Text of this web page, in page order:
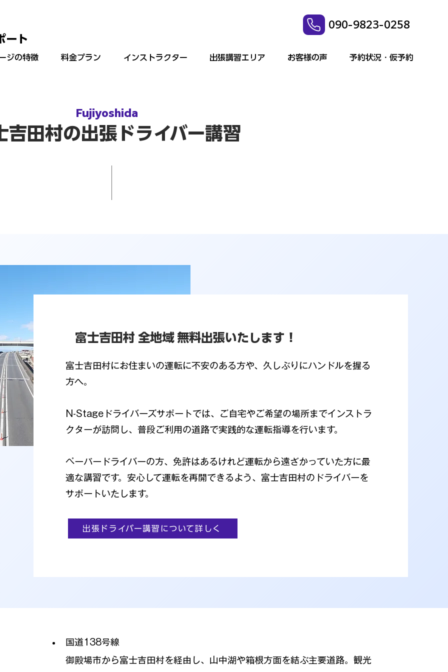
ート
090-9823-0258
ジの特徴 料金プラン インストラクター 出張講習エリア お客様の声 予約状況・仮予約
Fujiyoshida
吉田村の出張ドライバー講習
富士吉田村 全地域 無料出張いたします！
富士吉田村にお住まいの運転に不安のある方や、久しぶりにハンドルを握る
方へ。
N-Stageドライバーズサポートでは、ご自宅やご希望の場所までインストラ
クターが訪問し、普段ご利用の道路で実践的な運転指導を行います。
ペーパードライバーの方、免許はあるけれど運転から遠ざかっていた方に最
適な講習です。安心して運転を再開できるよう、富士吉田村のドライバーを
サポートいたします。
出張ドライバー講習について詳しく
国道138号線
御殿場市から富士吉田村を経由し、山中湖や箱根方面を結ぶ主要道路。観光